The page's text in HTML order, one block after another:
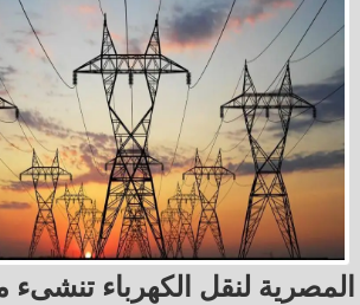
المصرية لنقل الكهرباء